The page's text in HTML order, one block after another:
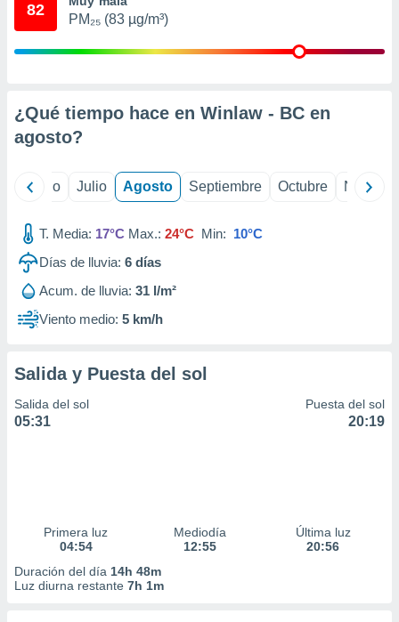
publicidad
1199
82
PM₂₅ (83 µg/m³)
¿Qué tiempo hace en Winlaw - BC en
agosto?
Junio Julio Agosto Septiembre Octubre
T. Media: 17°C Max.: 24°C Min: 10°C
Días de lluvia: 6 días
Acum. de lluvia: 31 l/m²
Viento medio: 5 km/h
Salida y Puesta del sol
Salida del sol
05:31
Puesta del sol
20:19
Primera luz
04:54
Mediodía
12:55
Última luz
20:56
Duración del día 14h 48m
Luz diurna restante 7h 1m